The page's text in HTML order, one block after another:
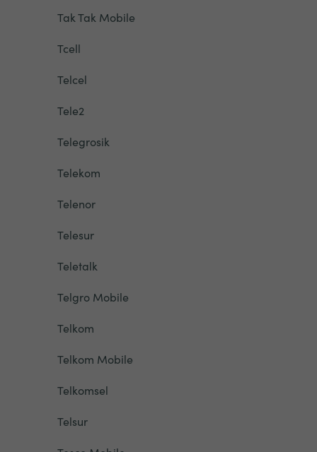
Tak Tak Mobile
Tcell
Telcel
Tele2
Telegrosik
Telekom
Telenor
Telesur
Teletalk
Telgro Mobile
Telkom
Telkom Mobile
Telkomsel
Telsur